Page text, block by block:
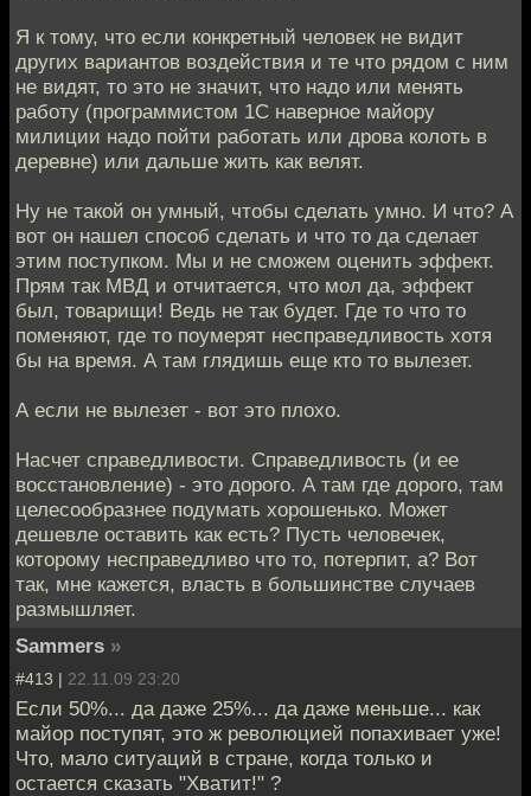
Я к тому, что если конкретный человек не видит
других вариантов воздействия и те что рядом с ним
не видят, то это не значит, что надо или менять
работу (программистом 1С наверное майору
милиции надо пойти работать или дрова колоть в
деревне) или дальше жить как велят.
Ну не такой он умный, чтобы сделать умно. И что? А
вот он нашел способ сделать и что то да сделает
этим поступком. Мы и не сможем оценить эффект.
Прям так МВД и отчитается, что мол да, эффект
был, товарищи! Ведь не так будет. Где то что то
поменяют, где то поумерят несправедливость хотя
бы на время. А там глядишь еще кто то вылезет.
А если не вылезет - вот это плохо.
Насчет справедливости. Справедливость (и ее
восстановление) - это дорого. А там где дорого, там
целесообразнее подумать хорошенько. Может
дешевле оставить как есть? Пусть человечек,
которому несправедливо что то, потерпит, а? Вот
так, мне кажется, власть в большинстве случаев
размышляет.
Sammers »
#413 | 22.11.09 23:20
Если 50%... да даже 25%... да даже меньше... как
майор поступят, это ж революцией попахивает уже!
Что, мало ситуаций в стране, когда только и
остается сказать "Хватит!" ?